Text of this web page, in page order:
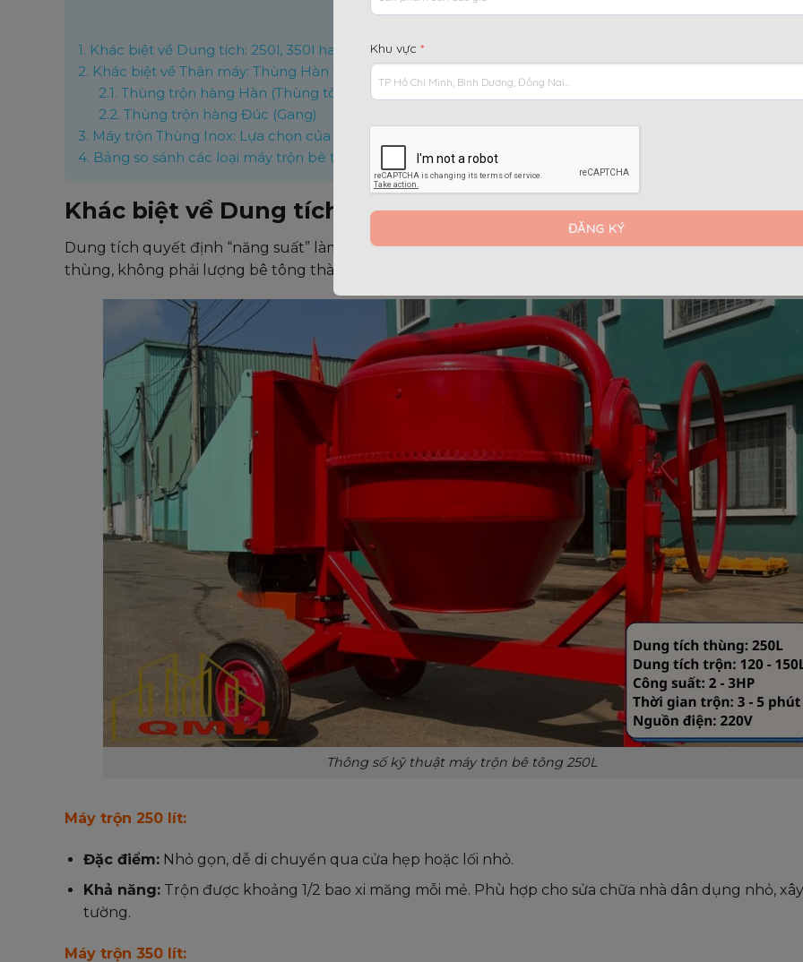
Nội dung chính [Ẩn]
1. Khác biệt về Dung tích: 250l, 350l hay 380l?
2. Khác biệt về Thân máy: Thùng Hàn vs Thùng Đúc
2.1. Thùng trộn hàng Hàn (Thùng tôn)
2.2. Thùng trộn hàng Đúc (Gang)
3. Máy trộn Thùng Inox: Lựa chọn của sự sạch sẽ và bền bỉ
4. Bảng so sánh các loại máy trộn bê tông
Khác biệt về Dung tích: 250l, 350l hay 380l?
Dung tích quyết định “năng suất” làm việc của một mẻ trộn. Thông số này thường ám chỉ thể tích
thùng, không phải lượng bê tông thành phẩm.
Thông số kỹ thuật máy trộn bê tông 250L
Máy trộn 250 lít:
Đặc điểm:Nhỏ gọn, dễ di chuyển qua cửa hẹp hoặc lối nhỏ.
Khả năng:Trộn được khoảng 1/2 bao xi măng mỗi mẻ. Phù hợp cho sửa chữa nhà dân dụng nhỏ,
tường.
Máy trộn 350 lít:
Khu vực *